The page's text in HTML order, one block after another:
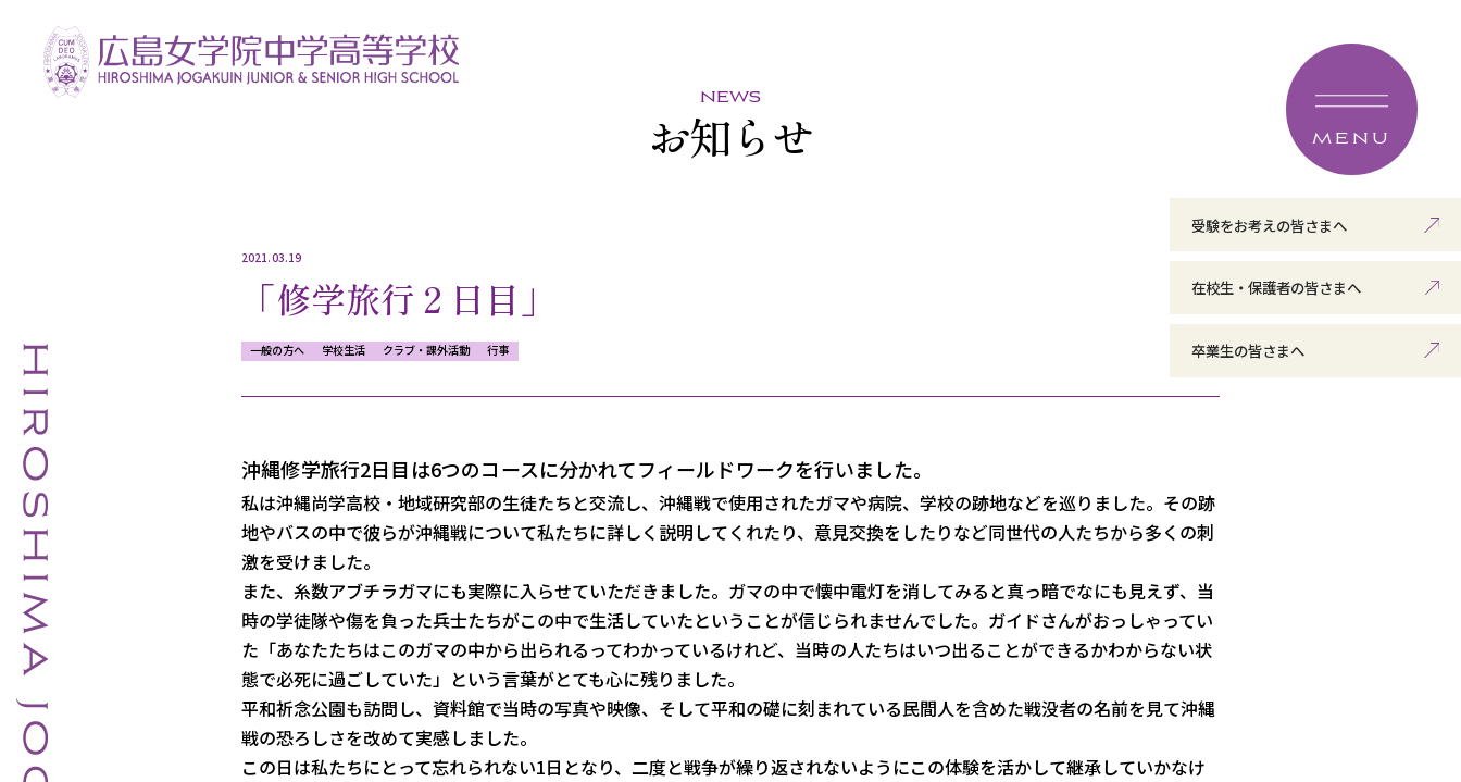
MENU
受験をお考えの皆さまへ
在校生・保護者の皆さまへ
卒業生の皆さまへ
news
お知らせ
2021.03.19
「修学旅行２日目」
一般の方へ 学校生活 クラブ・課外活動 行事
沖縄修学旅行2日目は6つのコースに分かれてフィールドワークを行いました。
私は沖縄尚学高校・地域研究部の生徒たちと交流し、 沖縄戦で使用されたガマや病院、学校の跡地などを巡りました。 その跡
地やバスの中で彼らが沖縄戦について私たちに詳しく説明してくれたり、 意見交換をしたりなど同世代の人たちから多くの刺
激を受けました。
また、糸数アブチラガマにも実際に入らせていただきました。 ガマの中で懐中電灯を消してみると真っ暗でなにも見えず、 当
時の学徒隊や傷を負った兵士たちがこの中で生活していたという ことが信じられませんでした。ガイドさんがおっしゃってい
た「あなたたちはこのガマの中から出られるってわかっているけれど、 当時の人たちはいつ出ることができるかわからない状
態で必死に過ごしていた」という言葉がとても心に残りました。
平和祈念公園も訪問し、資料館で当時の写真や映像、 そして平和の礎に刻まれている民間人を含めた戦没者の名前を見て沖縄
戦の恐ろしさを改めて実感しました。
この日は私たちにとって忘れられない1日となり、 二度と戦争が繰り返されないようにこの体験を活かして継承していかなけ